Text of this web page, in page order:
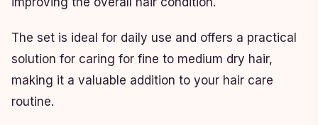
The set is ideal for daily use and offers a practical
solution for caring for fine to medium dry hair,
making it a valuable addition to your hair care
routine.